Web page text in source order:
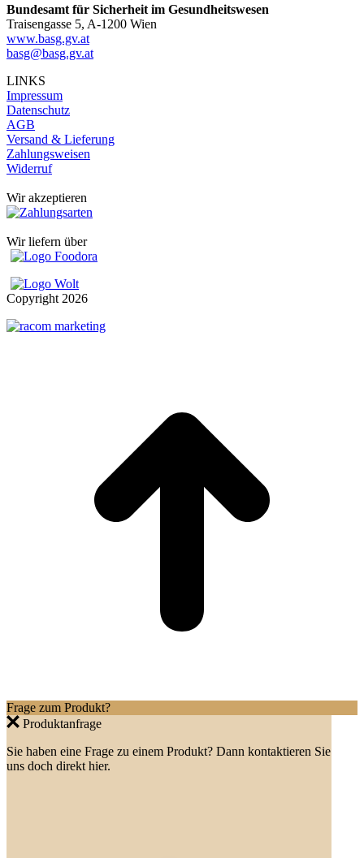
Bundesamt für Sicherheit im Gesundheitswesen
Traisengasse 5, A-1200 Wien
www.basg.gv.at
basg@basg.gv.at
LINKS
Impressum
Datenschutz
AGB
Versand & Lieferung
Zahlungsweisen
Widerruf
Wir akzeptieren
Wir liefern über
Copyright 2026
Frage zum Produkt?
Produktanfrage
Sie haben eine Frage zu einem Produkt? Dann kontaktieren Sie
uns doch direkt hier.